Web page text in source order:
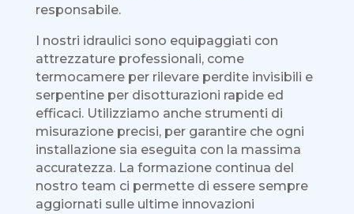
responsabile.
I nostri idraulici sono equipaggiati con
attrezzature professionali, come
termocamere per rilevare perdite invisibili e
serpentine per disotturazioni rapide ed
efficaci. Utilizziamo anche strumenti di
misurazione precisi, per garantire che ogni
installazione sia eseguita con la massima
accuratezza. La formazione continua del
nostro team ci permette di essere sempre
aggiornati sulle ultime innovazioni